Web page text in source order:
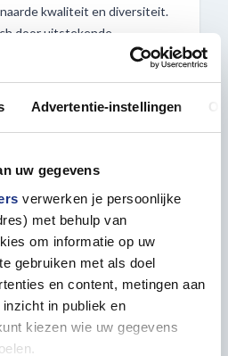
Advertentie-instellingen
uw gegevens
verwerken je persoonlijke
met behulp van
om informatie op uw
gebruiken met als doel
en content, metingen aan
in publiek en
kiezen wie uw gegevens
kwaliteit en diversiteit.
door uitstekende
een indrukwekkende
werkt. Het handige flesje van
praktische eenhandsdop,
kunt doseren tijdens
zijn deze verven niet giftig
ideaal zijn voor
en hobbyisten.
de veelzijdigheid van de